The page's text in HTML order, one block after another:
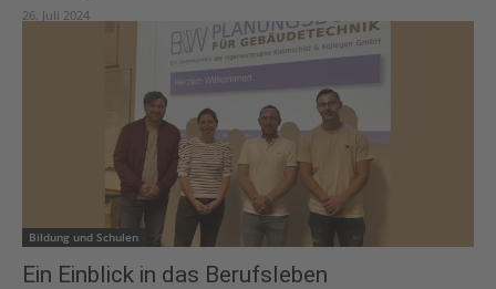
26. Juli 2024
Bildung und Schulen
Ein Einblick in das Berufsleben